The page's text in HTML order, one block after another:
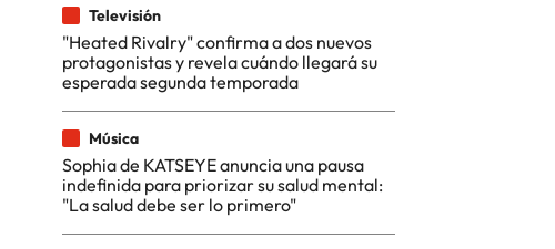
Televisión
"Heated Rivalry" confirma a dos nuevos
protagonistas y revela cuándo llegará su
esperada segunda temporada
Música
Sophia de KATSEYE anuncia una pausa
indefinida para priorizar su salud mental:
"La salud debe ser lo primero"